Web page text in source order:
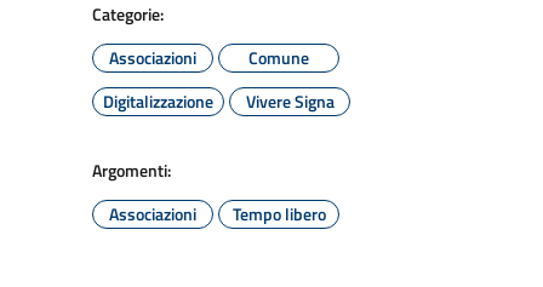
Categorie:
Associazioni
Comune
Digitalizzazione
Vivere Signa
Argomenti:
Associazioni
Tempo libero